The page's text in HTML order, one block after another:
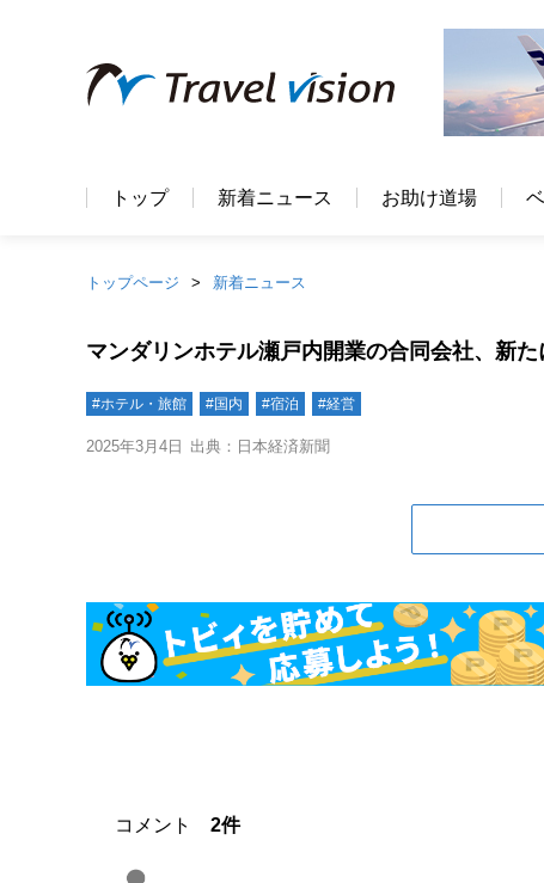
トップ 新着ニュース お助け道場
トップページ 新着ニュース
マンダリンホテル瀬戸内開業の合同会社、新
#ホテル・旅館 #国内 #宿泊 #経営
2025年3月4日 出典：日本経済新聞
コメント 2件